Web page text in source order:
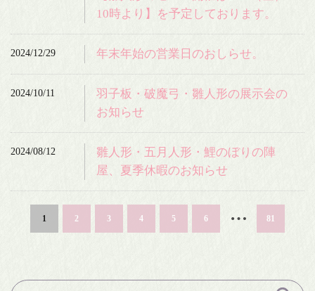
10時より】を予定しております。
2024/12/29 年末年始の営業日のおしらせ。
2024/10/11
羽子板・破魔弓・雛人形の展示会の
お知らせ
2024/08/12
雛人形・五月人形・鯉のぼりの陣
屋、夏季休暇のお知らせ
1 2 3 4 5 6 … 81
検